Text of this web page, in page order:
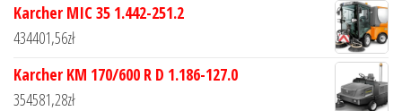
Karcher MIC 35 1.442-251.2
434401,56zł
Karcher KM 170/600 R D 1.186-127.0
354581,28zł